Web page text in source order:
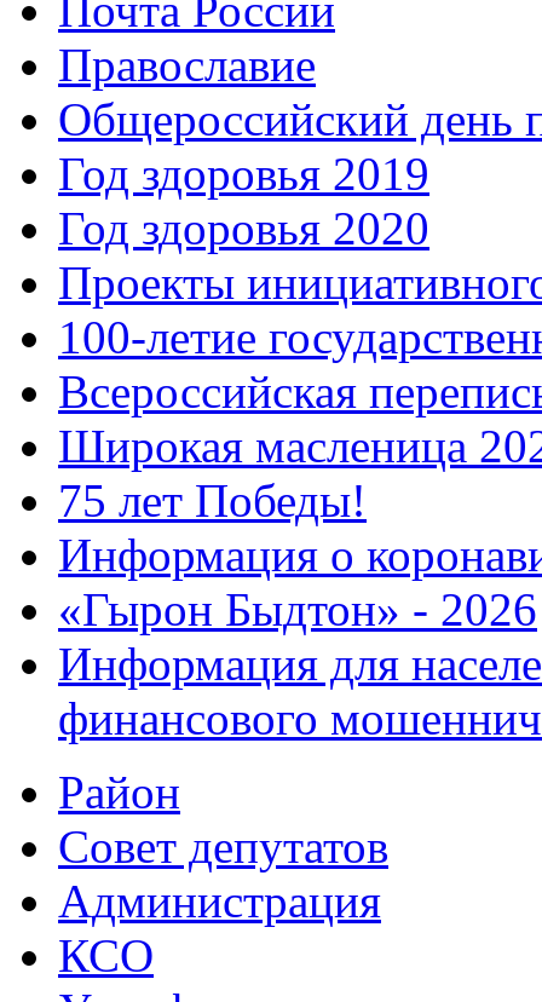
Православие
Общероссийский день
Год здоровья 2019
Год здоровья 2020
Проекты
100-летие
Всероссийская
Широкая масленица
75 лет Победы!
Информация о
«Гырон Быдтон» - 2026
Информация для
финансового
Район
Совет депутатов
Администрация
КСО